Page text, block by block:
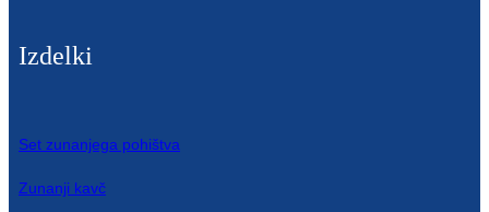
Izdelki
Set zunanjega pohištva
Zunanji kavč